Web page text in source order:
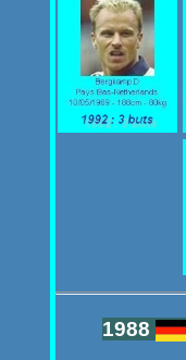
1988